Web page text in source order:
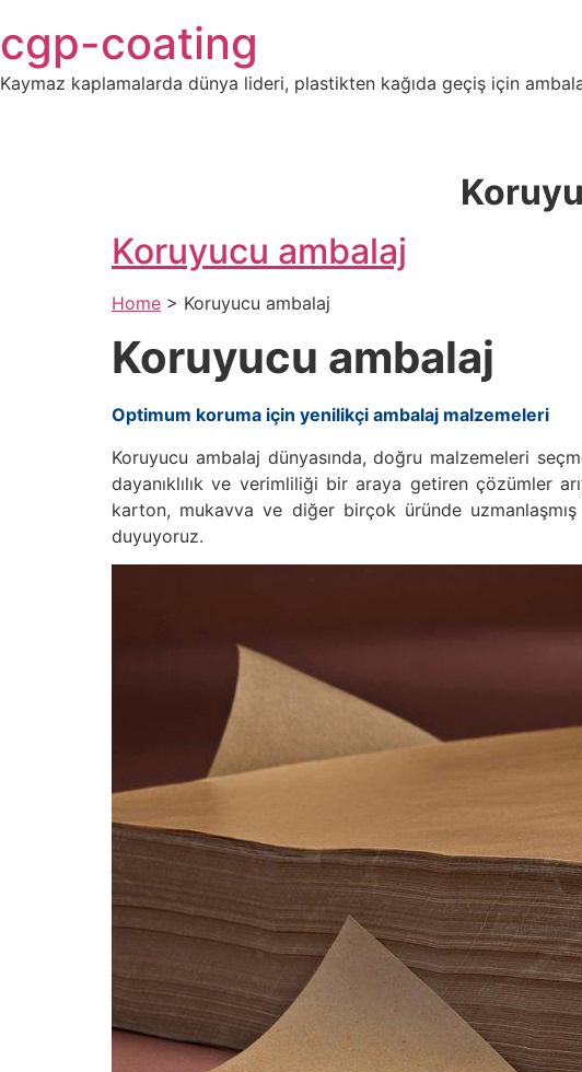
to
content
cgp-coating
Kaymaz kaplamalarda dünya lideri, plastikten kağıda geçiş için
Koruyucu ambalaj
Home > Koruyucu ambalaj
Koruyucu ambalaj
Optimum koruma için yenilikçi ambalaj malzemeleri
Koruyucu ambalaj dünyasında, doğru malzemeleri
dayanıklılık ve verimliliği bir araya getiren çözümler
karton, mukavva ve diğer birçok üründe
duyuyoruz.